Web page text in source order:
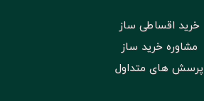
خرید اقساطی ساز
مشاوره خرید ساز
پرسش های متداول